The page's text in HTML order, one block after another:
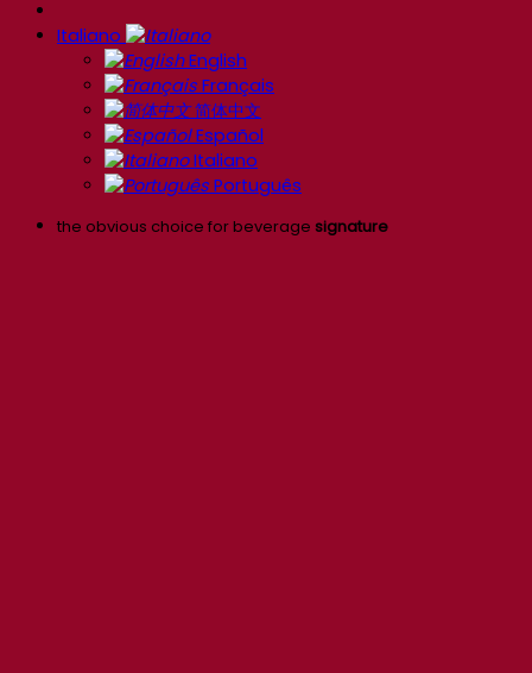
Italiano
English
Français
简体中文
Español
Italiano
Português
the obvious choice for beverage signature